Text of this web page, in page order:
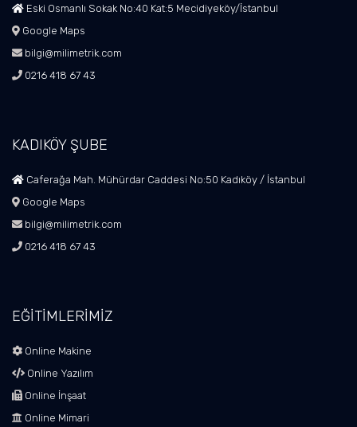
Eski Osmanlı Sokak No:40 Kat:5 Mecidiyeköy/İstanbul
Google Maps
bilgi@milimetrik.com
0216 418 67 43
KADIKÖY ŞUBE
Caferağa Mah. Mühürdar Caddesi No:50 Kadıköy / İstanbul
Google Maps
bilgi@milimetrik.com
0216 418 67 43
EĞİTİMLERİMİZ
Online Makine
Online Yazılım
Online İnşaat
Online Mimari